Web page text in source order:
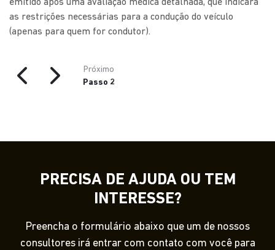
emitido após uma avaliação médica detalhada, que indicará
as restrições necessárias para a condução do veículo
(apenas para quem for condutor).
Próximo
Passo 2
PRECISA DE AJUDA OU TEM
INTERESSE?
Preencha o formulário abaixo que um de nossos
consultores irá entrar com contato com você para